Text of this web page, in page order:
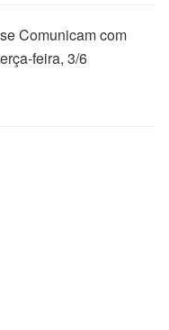
Comunicam com
feira, 3/6